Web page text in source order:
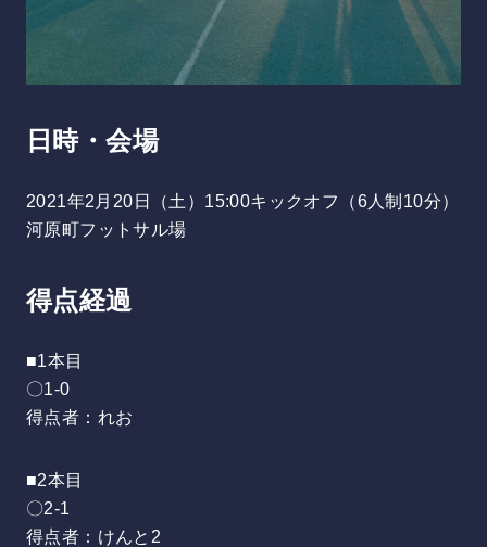
日時・会場
2021年2月20日（土）15:00キックオフ（6人制10分）
河原町フットサル場
得点経過
■1本目
〇1-0
得点者：れお
■2本目
〇2-1
得点者：けんと2